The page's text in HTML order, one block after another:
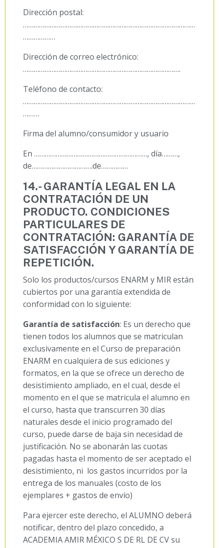
Dirección postal:
……………………………………………………………………………………
………………
Dirección de correo electrónico:
…………………………………………………………………………….
Teléfono de contacto:
……………………………………………………………………………………
………
Firma del alumno/consumidor y usuario
En ………………………………………………………, día………,
de…………………………….de……………
14.- GARANTÍA LEGAL EN LA
CONTRATACIÓN DE UN
PRODUCTO. CONDICIONES
PARTICULARES DE
CONTRATACIÓN: GARANTÍA DE
SATISFACCIÓN Y GARANTÍA DE
REPETICIÓN.
Solo los productos/cursos ENARM y MIR están
cubiertos por una garantía extendida de
conformidad con lo siguiente:
Garantía de satisfacción: Es un derecho que
tienen todos los alumnos que se matriculan
exclusivamente en el Curso de preparación
ENARM en cualquiera de sus ediciones y
formatos, en la que se ofrece un derecho de
desistimiento ampliado, en el cual, desde el
momento en el que se matricula el alumno en
el curso, hasta que transcurren 30 días
naturales desde el inicio programado del
curso, puede darse de baja sin necesidad de
justificación. No se abonarán las cuotas
pagadas hasta el momento de ser aceptado el
desistimiento, ni los gastos incurridos por la
entrega de los manuales (costo de los
ejemplares + gastos de envío)
Para ejercer este derecho, el ALUMNO deberá
notificar, dentro del plazo concedido, a
ACADEMIA AMIR MÉXICO S DE RL DE CV su